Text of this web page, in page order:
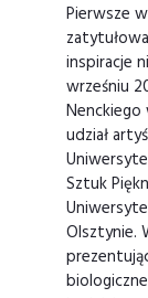
Pierwsze
inspiracje
wrześniu
Nenckiego
udział
Sztuk
Olsztynie.